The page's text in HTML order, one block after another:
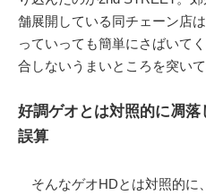
舗展開している同チェーン店
っていっても簡単にさばいて
合しないうまいところを突い
好調ゲオとは対照的に凋落
誤算
そんなゲオHDとは対照的に